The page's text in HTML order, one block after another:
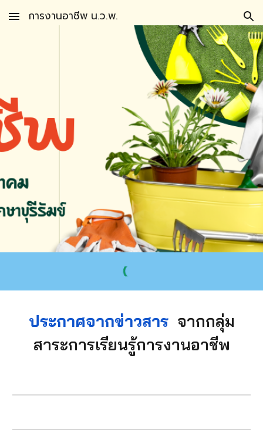
Skip to main content Skip to navigation
การงานอาชีพ น.ว.พ.
ประกาศจากข่าวสาร จากกลุ่ม
สาระการเรียนรู้การงานอาชีพ